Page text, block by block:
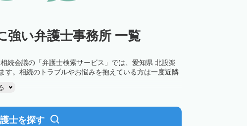
強い弁護士事務所 一覧
続会議の「弁護士検索サービス」では、愛知県 北設楽
す。相続のトラブルやお悩みを抱えている方は一度近隣
士を探す